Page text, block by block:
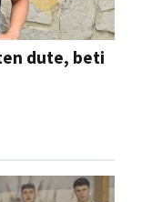
dute, beti